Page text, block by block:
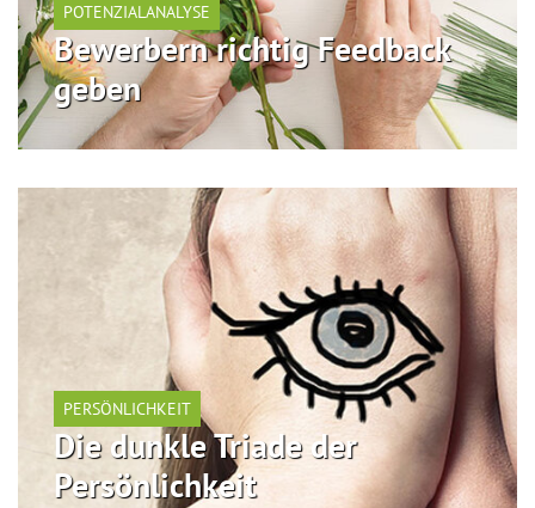
POTENZIALANALYSE
Bewerbern richtig Feedback
geben
PERSÖNLICHKEIT
Die dunkle Triade der
Persönlichkeit